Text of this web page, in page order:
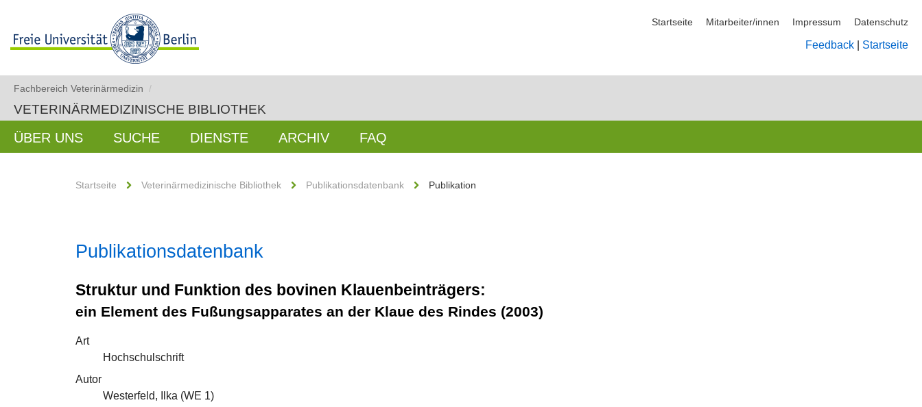
Startseite Mitarbeiter/innen Impressum Datenschutz
Feedback Startseite
Fachbereich Veterinärmedizin /
VETERINÄRMEDIZINISCHE BIBLIOTHEK
ÜBER UNS SUCHE DIENSTE ARCHIV FAQ
Startseite Veterinärmedizinische Bibliothek Publikationsdatenbank Publikation
Publikationsdatenbank
Struktur und Funktion des bovinen Klauenbeinträgers:
ein Element des Fußungsapparates an der Klaue des Rindes (2003)
Art
Hochschulschrift
Autor
Westerfeld, Ilka (WE 1)